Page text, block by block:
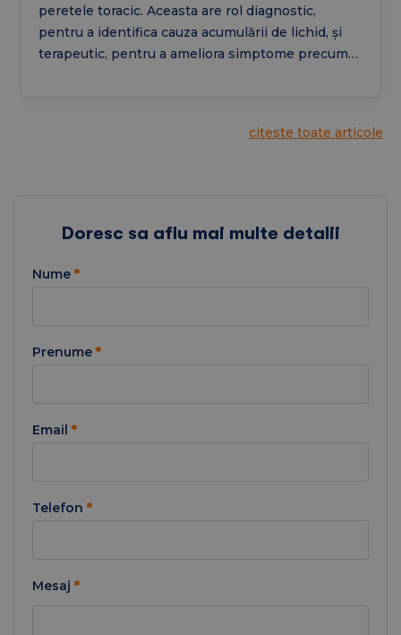
peretele toracic. Aceasta are rol diagnostic,
pentru a identifica cauza acumulării de lichid, și
terapeutic, pentru a ameliora simptome precum
citeste toate articole
Doresc sa aflu mai multe detalii
Nume *
Prenume *
Email *
Telefon *
Mesaj *